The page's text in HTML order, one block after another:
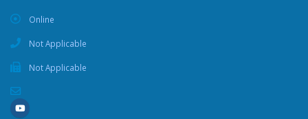
Online
Not Applicable
Not Applicable